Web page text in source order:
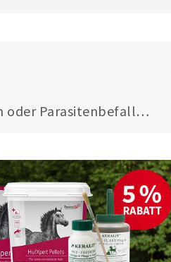
oder Parasitenbefall -